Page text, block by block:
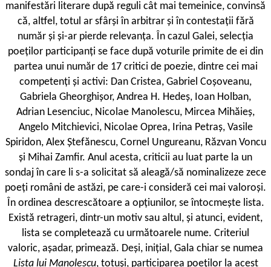
manifestări literare după reguli cât mai temeinice, convinsă
că, altfel, totul ar sfârși în arbitrar și în contestații fără
număr și și-ar pierde relevanța. În cazul Galei, selecția
poeților participanți se face după voturile primite de ei din
partea unui număr de 17 critici de poezie, dintre cei mai
competenți și activi: Dan Cristea, Gabriel Coșoveanu,
Gabriela Gheorghișor, Andrea H. Hedeș, Ioan Holban,
Adrian Lesenciuc, Nicolae Manolescu, Mircea Mihăieș,
Angelo Mitchievici, Nicolae Oprea, Irina Petraș, Vasile
Spiridon, Alex Ștefănescu, Cornel Ungureanu, Răzvan Voncu
și Mihai Zamfir. Anul acesta, criticii au luat parte la un
sondaj în care li s-a solicitat să aleagă/să nominalizeze zece
poeți români de astăzi, pe care-i consideră cei mai valoroși.
În ordinea descrescătoare a opțiunilor, se întocmește lista.
Există retrageri, dintr-un motiv sau altul, și atunci, evident,
lista se completează cu următoarele nume. Criteriul
valoric, așadar, primează. Deși, inițial, Gala chiar se numea
Lista lui Manolescu, totuși, participarea poeților la acest